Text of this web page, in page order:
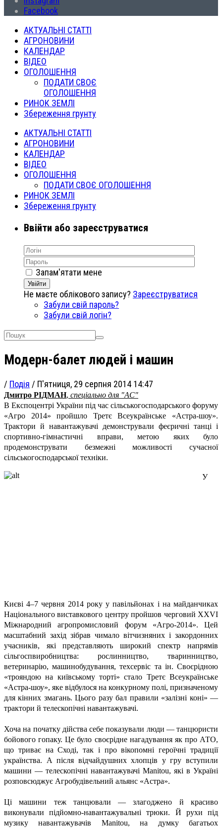
Facebook
АКТУАЛЬНІ СТАТТІ
АГРОНОВИНИ
КАЛЕНДАР
ВІДЕО
ОГОЛОШЕННЯ
ПОДАТИ СВОЄ
ОГОЛОШЕННЯ
РИНОК ЗЕМЛІ
Збереження грунту
АКТУАЛЬНІ СТАТТІ
АГРОНОВИНИ
КАЛЕНДАР
ВІДЕО
ОГОЛОШЕННЯ
ПОДАТИ СВОЄ ОГОЛОШЕННЯ
РИНОК ЗЕМЛІ
Збереження грунту
Ввійти або зареєструватися
Запам'ятати мене
Увійти
Не маєте облікового запису? Зареєструватися
Забули свій пароль?
Забули свій логін?
Модерн-балет людей і машин
/ Подія / П'ятниця, 29 серпня 2014 14:47
Дмитро РІДМАН, спеціально для "АС"
В Експоцентрі України під час сільськогосподарського форуму
«Агро 2014» пройшло Третє Всеукраїнське «Астра-шоу».
Трактори й навантажувачі демонстрували феєричні танці і
спортивно-гімнастичні вправи, метою яких було
продемонструвати безмежні можливості сучасної
сільськогосподарської техніки.
У
Києві 4–7 червня 2014 року у павільйонах і на майданчиках
Національного виставкового центру пройшов черговий XXVІ
Міжнародний агропромисловий форум «Агро-2014». Цей
масштабний захід зібрав чимало вітчизняних і закордонних
учасників, які представляють широкий спектр напрямів
сільгоспвиробництва: рослинництво, тваринництво,
ветеринарію, машинобудування, техсервіс та ін. Своєрідною
«трояндою на київському торті» стало Третє Всеукраїнське
«Астра-шоу», яке відбулося на конкурному полі, призначеному
для кінних змагань. Цього разу бал правили «залізні коні» —
трактори й телескопічні навантажувачі.
Хоча на початку дійства себе показували люди — танцюристи
бойового гопаку. Це було своєрідне нагадування як про АТО,
що триває на Сході, так і про вікопомні героїчні традиції
українства. А після відчайдушних хлопців у гру вступили
машини — телескопічні навантажувачі Manitou, які в Україні
розповсюджує Агробудівельний альянс «Астра».
Ці машини теж танцювали — злагоджено й красиво
виконували підйомно-навантажувальні трюки. Й рухи під
музику навантажувачів Manitou, на думку багатьох